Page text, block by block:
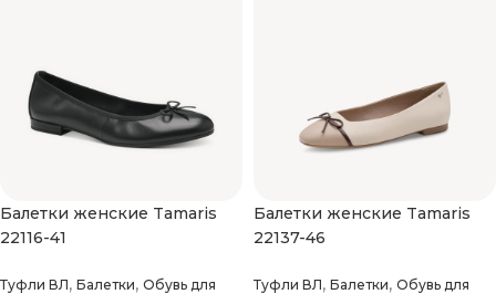
Балетки женские Tamaris
22116-41
Туфли ВЛ, Балетки, Обувь для
Балетки женские Tamaris
22137-46
Туфли ВЛ, Балетки, Обувь для